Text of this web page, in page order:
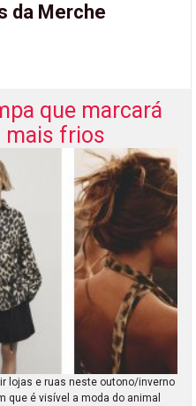
da Merche
que marcará
mais frios
lojas e ruas neste outono/inverno
que é visível a moda do animal